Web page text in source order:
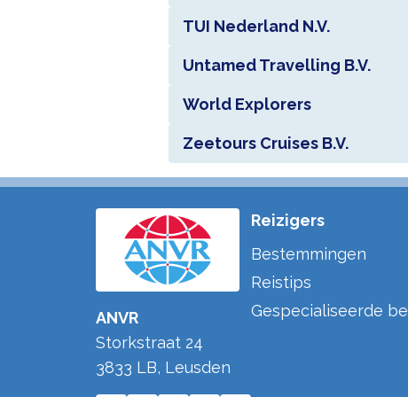
TUI Nederland N.V.
Untamed Travelling B.V.
World Explorers
Zeetours Cruises B.V.
ANVR
Storkstraat 24
3833 LB, Leusden
Reizigers
Bestemmingen
Reistips
Gespecialiseerde